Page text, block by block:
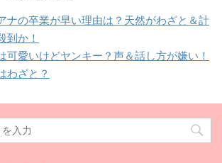
ナの卒業が早い理由は？天然がわざと＆計
到か！
可愛いけどヤンキー？声＆話し方が嫌い！
わざと？